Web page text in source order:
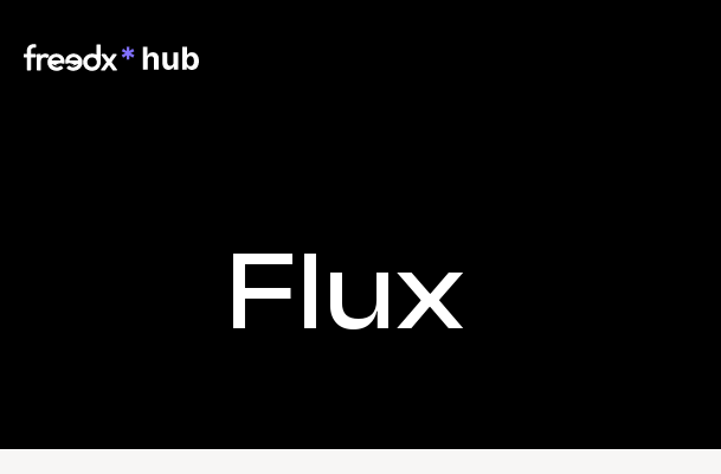
Flux